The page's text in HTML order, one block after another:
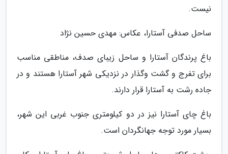
نیست.
ساحل صدفی آستارا، عکاس: مهدی حسین نژاد
باغ پرندگان آستارا و ساحل زیبای صدف، مناطقی مناسب
برای تفرج و گشت وگذار در نزدیکی شهر آستارا هستند و در
جاده رشت به آستارا قرار دارند.
باغ چای آستارا نیز در دو کیلومتری جنوب غربی این شهر،
بسیار مورد توجه جهانگردان است.